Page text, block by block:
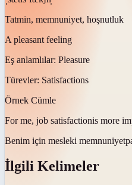
Tatmin, memnuniyet, hoşnutluk
A pleasant feeling
Eş anlamlılar: Pleasure
Türevler: Satisfactions
Örnek Cümle
For me, job satisfactionis more
Benim için mesleki memnuniyet
İlgili Kelimeler